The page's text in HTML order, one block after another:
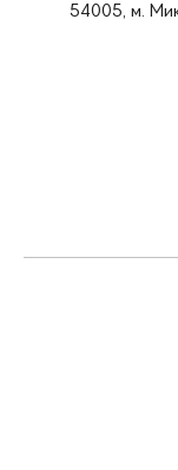
54005, м.